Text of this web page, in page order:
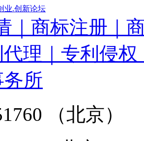
业.创新论坛
（北京）